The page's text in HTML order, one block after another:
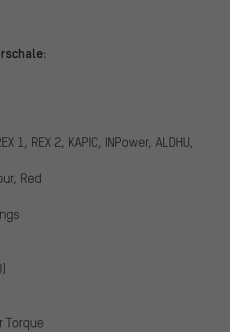
1, REX 2, KAPIC, INPower, ALDHU,
Red
Torque